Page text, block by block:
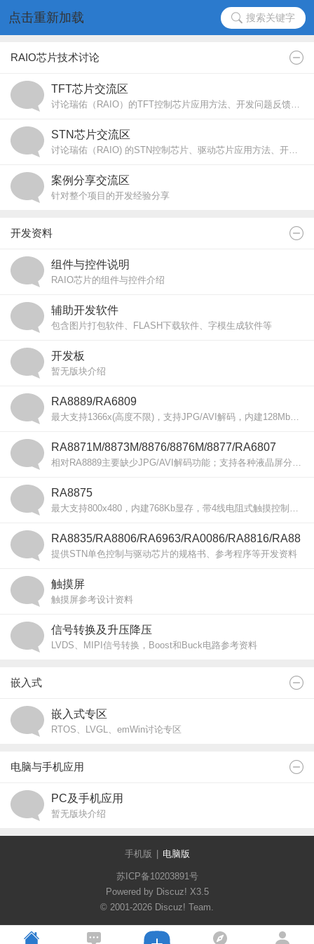
点击重新加载 搜索关键字
RAIO芯片技术讨论
TFT芯片交流区
讨论瑞佑（RAIO）的TFT控制芯片应用方法、开发问题反馈、经验交流
STN芯片交流区
讨论瑞佑（RAIO) 的STN控制芯片、驱动芯片应用方法、开发问题反馈、经验交流
案例分享交流区
针对整个项目的开发经验分享
开发资料
组件与控件说明
RAIO芯片的组件与控件介绍
辅助开发软件
包含图片打包软件、FLASH下载软件、字模生成软件等
开发板
暂无版块介绍
RA8889/RA6809
最大支持1366x(高度不限)，支持JPG/AVI解码，内建128Mb显存，输出TTL(RGB 16/18/24bit)信号
RA8871M/8873M/8876/8876M/8877/RA6807
相对RA8889主要缺少JPG/AVI解码功能；支持各种液晶屏分辨率，最大可以支持2048x2048的分辨率
RA8875
最大支持800x480，内建768Kb显存，带4线电阻式触摸控制功能，输出TTL(RGB 8/16bit)信号
RA8835/RA8806/RA6963/RA0086/RA8816/RA88
08
提供STN单色控制与驱动芯片的规格书、参考程序等开发资料
触摸屏
触摸屏参考设计资料
信号转换及升压降压
LVDS、MIPI信号转换，Boost和Buck电路参考资料
嵌入式
嵌入式专区
RTOS、LVGL、emWin讨论专区
电脑与手机应用
PC及手机应用
暂无版块介绍
手机版 电脑版
苏ICP备10203891号
Powered by Discuz! X3.5
© 2001-2026 Discuz! Team.